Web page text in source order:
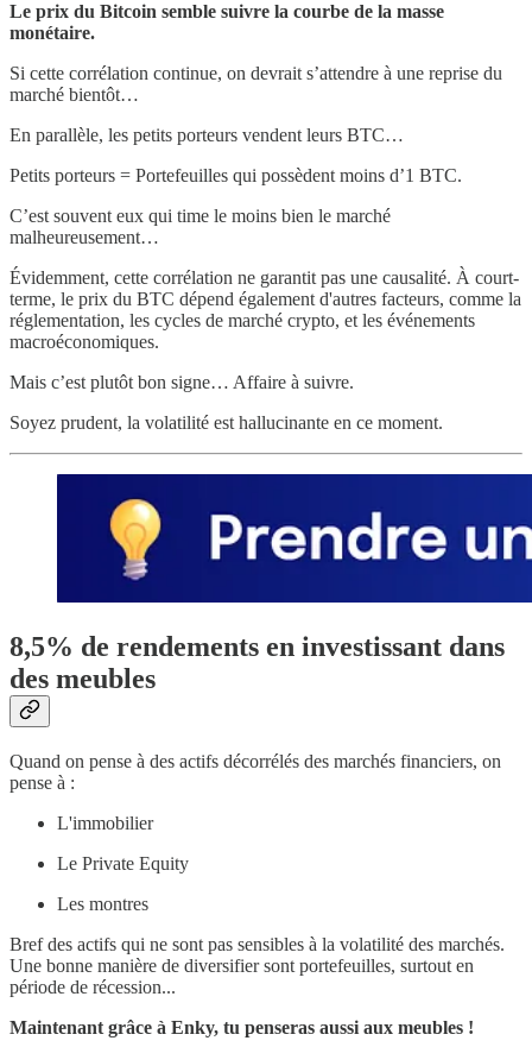
Le prix du Bitcoin semble suivre la courbe de la masse
monétaire.
Si cette corrélation continue, on devrait s’attendre à une reprise du
marché bientôt…
En parallèle, les petits porteurs vendent leurs BTC…
Petits porteurs = Portefeuilles qui possèdent moins d’1 BTC.
C’est souvent eux qui time le moins bien le marché
malheureusement…
Évidemment, cette corrélation ne garantit pas une causalité. À court-
terme, le prix du BTC dépend également d'autres facteurs, comme la
réglementation, les cycles de marché crypto, et les événements
macroéconomiques.
Mais c’est plutôt bon signe… Affaire à suivre.
Soyez prudent, la volatilité est hallucinante en ce moment.
8,5% de rendements en investissant dans
des meubles
Quand on pense à des actifs décorrélés des marchés financiers, on
pense à :
L'immobilier
Le Private Equity
Les montres
Bref des actifs qui ne sont pas sensibles à la volatilité des marchés.
Une bonne manière de diversifier sont portefeuilles, surtout en
période de récession...
Maintenant grâce à Enky, tu penseras aussi aux meubles !